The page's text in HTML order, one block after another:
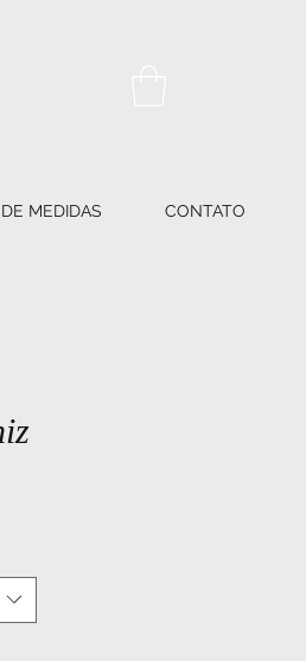
MEDIDAS CONTATO